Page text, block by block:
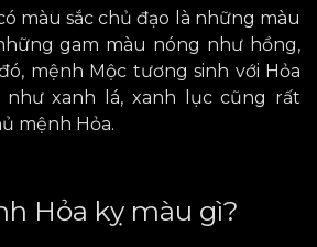
màu sắc chủ đạo là những màu
gam màu nóng như hồng,
mệnh Mộc tương sinh với Hỏa
như xanh lá, xanh lục cũng rất
mệnh Hỏa.
Hỏa kỵ màu gì?